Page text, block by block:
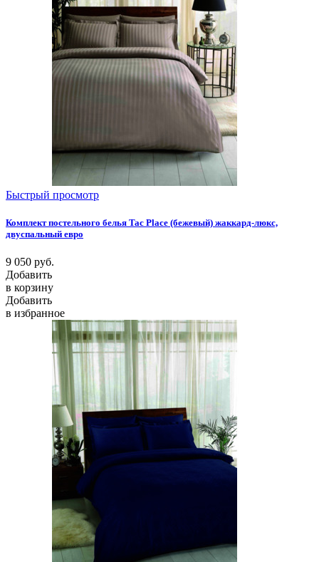
Быстрый просмотр
Комплект постельного белья Tac Place (бежевый) жаккард-люкс,
двуспальный евро
9 050 руб.
Добавить
в корзину
Добавить
в избранное